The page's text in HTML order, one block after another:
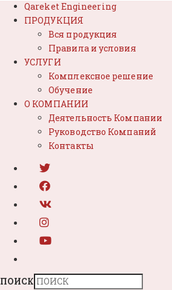
Qareket Engineering
ПРОДУКЦИЯ
Вся продукция
Правила и условия
УСЛУГИ
Комплексное решение
Обучение
О КОМПАНИИ
Деятельность Компании
Руководство Компаний
Контакты
ПОИСК